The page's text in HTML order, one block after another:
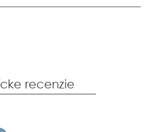
recenzie